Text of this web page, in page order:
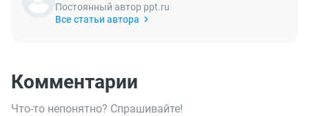
Постоянный автор ppt.ru
Все статьи автора
Комментарии
Что-то непонятно? Спрашивайте!